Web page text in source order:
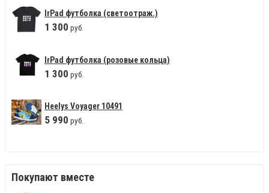
IrPad футболка (светоотраж.)
1 300 руб.
IrPad футболка (розовые кольца)
1 300 руб.
Heelys Voyager 10491
5 990 руб.
Покупают вместе